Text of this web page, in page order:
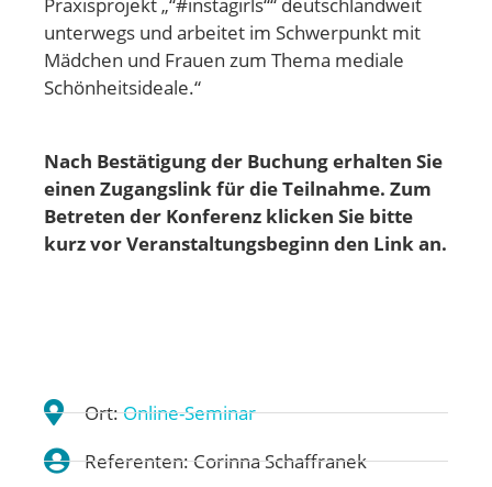
unterwegs und arbeitet im Schwerpunkt mit
Mädchen und Frauen zum Thema mediale
Schönheitsideale.“
Nach Bestätigung der Buchung erhalten Sie
einen Zugangslink für die Teilnahme. Zum
Betreten der Konferenz klicken Sie bitte
kurz vor Veranstaltungsbeginn den Link an.
Ort:Online-Seminar
Referenten: Corinna Schaffranek